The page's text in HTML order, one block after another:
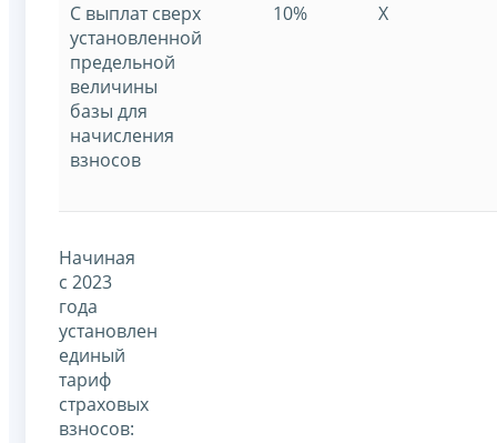
С выплат сверх
установленной
предельной
величины
базы для
начисления
взносов
10% X
Начиная
с 2023
года
установлен
единый
тариф
страховых
взносов: